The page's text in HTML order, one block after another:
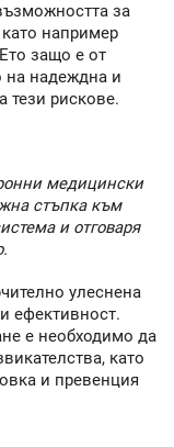
за
например
защо е от
на надеждна и
тези рискове.
медицински
стъпка към
и отговаря
улеснена
ефективност.
е необходимо да
като
и превенция